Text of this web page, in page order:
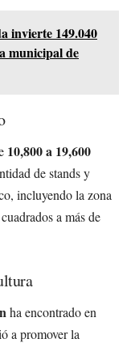
invierte 149.040
municipal de
10,800 a 19,600
de stands y
incluyendo la zona
a más de
ha encontrado en
a promover la